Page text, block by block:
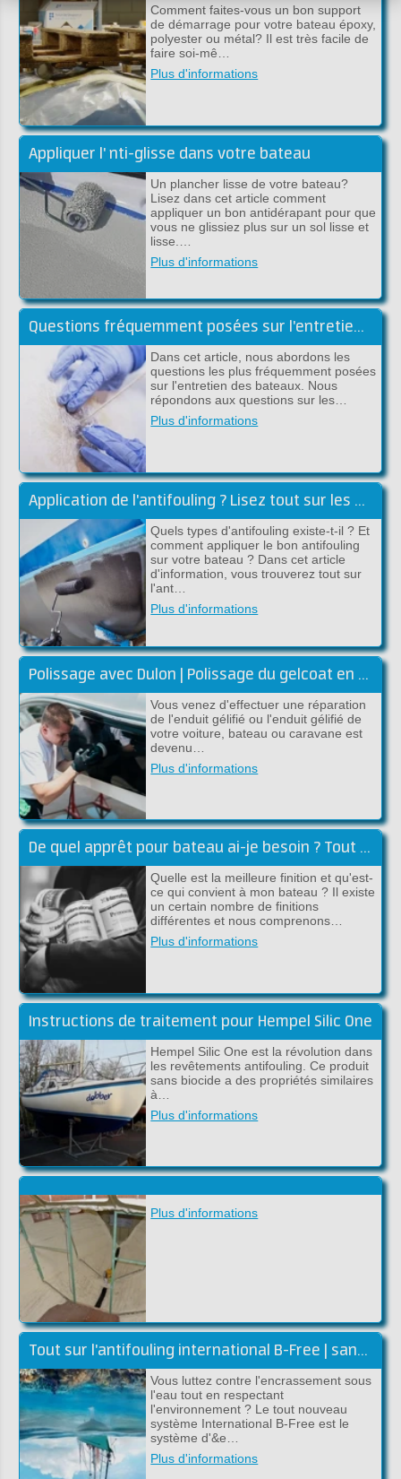
Comment faites-vous un bon support
de démarrage pour votre bateau époxy,
polyester ou métal? Il est très facile de
faire soi-mê…
Plus d'informations
Appliquer l' nti-glisse dans votre bateau
Un plancher lisse de votre bateau?
Lisez dans cet article comment
appliquer un bon antidérapant pour que
vous ne glissiez plus sur un sol lisse et
lisse.…
Plus d'informations
Questions fréquemment posées sur l'entretien des bateaux
Dans cet article, nous abordons les
questions les plus fréquemment posées
sur l'entretien des bateaux. Nous
répondons aux questions sur les…
Plus d'informations
Application de l'antifouling ? Lisez tout sur les antifoulings !
Quels types d'antifouling existe-t-il ? Et
comment appliquer le bon antifouling
sur votre bateau ? Dans cet article
d'information, vous trouverez tout sur
l'ant…
Plus d'informations
Polissage avec Dulon | Polissage du gelcoat en polyester
Vous venez d'effectuer une réparation
de l'enduit gélifié ou l'enduit gélifié de
votre voiture, bateau ou caravane est
devenu…
Plus d'informations
De quel apprêt pour bateau ai-je besoin ? Tout sur l'apprêt pour bateaux !
Quelle est la meilleure finition et qu'est-
ce qui convient à mon bateau ? Il existe
un certain nombre de finitions
différentes et nous comprenons…
Plus d'informations
Instructions de traitement pour Hempel Silic One
Hempel Silic One est la révolution dans
les revêtements antifouling. Ce produit
sans biocide a des propriétés similaires
à…
Plus d'informations
Plus d'informations
Tout sur l'antifouling international B-Free | sans biocides
Vous luttez contre l'encrassement sous
l'eau tout en respectant
l'environnement ? Le tout nouveau
système International B-Free est le
système d'&e…
Plus d'informations